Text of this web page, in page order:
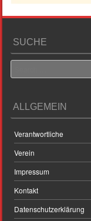
SUCHE
ALLGEMEIN
Verantwortliche
Verein
Impressum
Kontakt
Datenschutzerklärung